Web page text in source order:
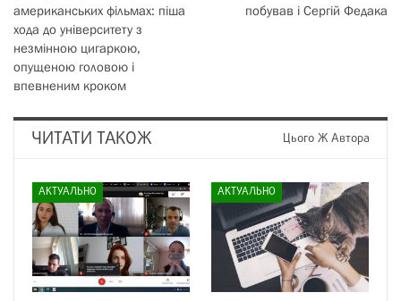
американських фільмах: піша
хода до університету з
незмінною цигаркою,
опущеною головою і
впевненим кроком
побував і Сергій Федака
ЧИТАТИ ТАКОЖ Цього Ж Автора
АКТУАЛЬНО АКТУАЛЬНО